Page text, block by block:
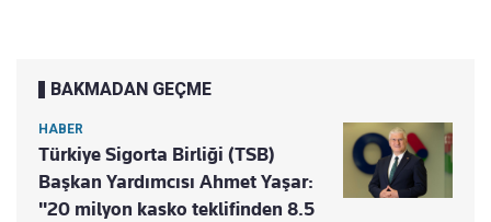
BAKMADAN GEÇME
HABER
Türkiye Sigorta Birliği (TSB)
Başkan Yardımcısı Ahmet Yaşar:
"20 milyon kasko teklifinden 8.5